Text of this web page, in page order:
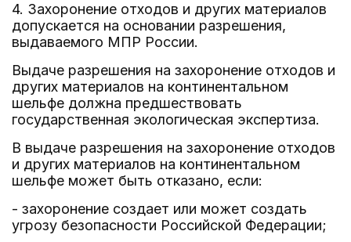
4. Захоронение отходов и других материалов
допускается на основании разрешения,
выдаваемого МПР России.
Выдаче разрешения на захоронение отходов и
других материалов на континентальном
шельфе должна предшествовать
государственная экологическая экспертиза.
В выдаче разрешения на захоронение отходов
и других материалов на континентальном
шельфе может быть отказано, если:
- захоронение создает или может создать
угрозу безопасности Российской Федерации;